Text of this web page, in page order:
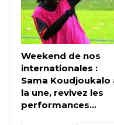
Weekend de nos
internationales :
Sama Koudjoukalo
la une, revivez les
performances…